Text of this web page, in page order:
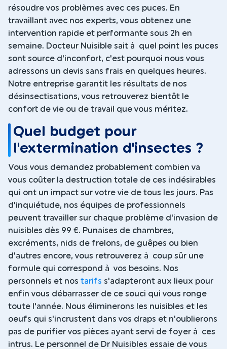
résoudre vos problèmes avec ces puces. En
travaillant avec nos experts, vous obtenez une
intervention rapide et performante sous 2h en
semaine. Docteur Nuisible sait à quel point les puces
sont source d'inconfort, c'est pourquoi nous vous
adressons un devis sans frais en quelques heures.
Notre entreprise garantit les résultats de nos
désinsectisations, vous retrouverez bientôt le
confort de vie ou de travail que vous méritez.
Quel budget pour
l'extermination d'insectes ?
Vous vous demandez probablement combien va
vous coûter la destruction totale de ces indésirables
qui ont un impact sur votre vie de tous les jours. Pas
d'inquiétude, nos équipes de professionnels
peuvent travailler sur chaque problème d'invasion de
nuisibles dès 99 €. Punaises de chambres,
excréments, nids de frelons, de guêpes ou bien
d'autres encore, vous retrouverez à coup sûr une
formule qui correspond à vos besoins. Nos
personnels et nos tarifs s'adapteront aux lieux pour
enfin vous débarrasser de ce souci qui vous ronge
toute l'année. Nous éliminerons les nuisibles et les
oeufs qui s'incrustent dans vos draps et n'oublierons
pas de purifier vos pièces ayant servi de foyer à ces
intrus. Le personnel de Dr Nuisibles essaie de vous